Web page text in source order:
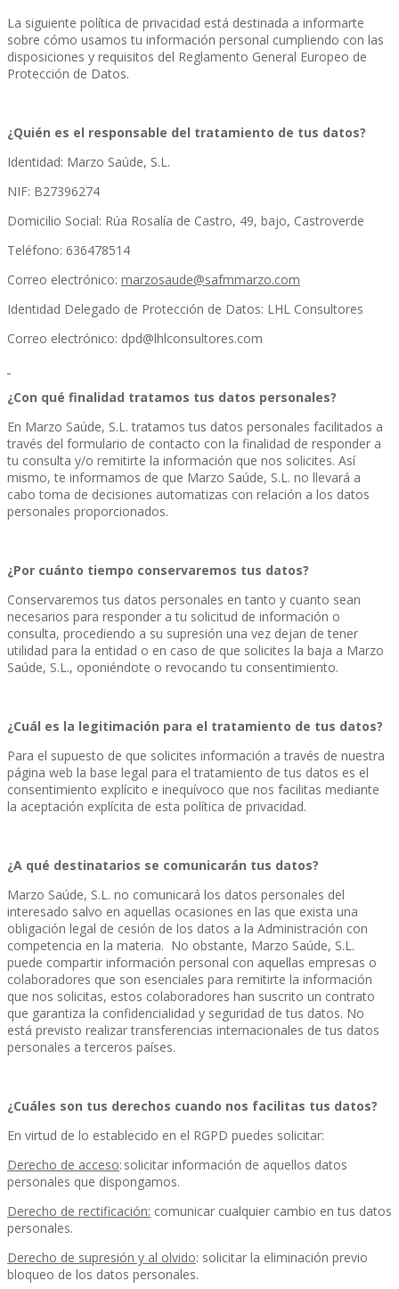
La siguiente política de privacidad está destinada a informarte
sobre cómo usamos tu información personal cumpliendo con las
disposiciones y requisitos del Reglamento General Europeo de
Protección de Datos.
¿Quién es el responsable del tratamiento de tus datos?
Identidad: Marzo Saúde, S.L.
NIF: B27396274
Domicilio Social: Rúa Rosalía de Castro, 49, bajo, Castroverde
Teléfono: 636478514
Correo electrónico: marzosaude@safmmarzo.com
Identidad Delegado de Protección de Datos: LHL Consultores
Correo electrónico: dpd@lhlconsultores.com
¿Con qué finalidad tratamos tus datos personales?
En Marzo Saúde, S.L. tratamos tus datos personales facilitados a
través del formulario de contacto con la finalidad de responder a
tu consulta y/o remitirte la información que nos solicites. Así
mismo, te informamos de que Marzo Saúde, S.L. no llevará a
cabo toma de decisiones automatizas con relación a los datos
personales proporcionados.
¿Por cuánto tiempo conservaremos tus datos?
Conservaremos tus datos personales en tanto y cuanto sean
necesarios para responder a tu solicitud de información o
consulta, procediendo a su supresión una vez dejan de tener
utilidad para la entidad o en caso de que solicites la baja a Marzo
Saúde, S.L., oponiéndote o revocando tu consentimiento.
¿Cuál es la legitimación para el tratamiento de tus datos?
Para el supuesto de que solicites información a través de nuestra
página web la base legal para el tratamiento de tus datos es el
consentimiento explícito e inequívoco que nos facilitas mediante
la aceptación explícita de esta política de privacidad.
¿A qué destinatarios se comunicarán tus datos?
Marzo Saúde, S.L. no comunicará los datos personales del
interesado salvo en aquellas ocasiones en las que exista una
obligación legal de cesión de los datos a la Administración con
competencia en la materia. No obstante, Marzo Saúde, S.L.
puede compartir información personal con aquellas empresas o
colaboradores que son esenciales para remitirte la información
que nos solicitas, estos colaboradores han suscrito un contrato
que garantiza la confidencialidad y seguridad de tus datos. No
está previsto realizar transferencias internacionales de tus datos
personales a terceros países.
¿Cuáles son tus derechos cuando nos facilitas tus datos?
En virtud de lo establecido en el RGPD puedes solicitar:
Derecho de acceso: solicitar información de aquellos datos
personales que dispongamos.
Derecho de rectificación: comunicar cualquier cambio en tus datos
personales.
Derecho de supresión y al olvido: solicitar la eliminación previo
bloqueo de los datos personales.